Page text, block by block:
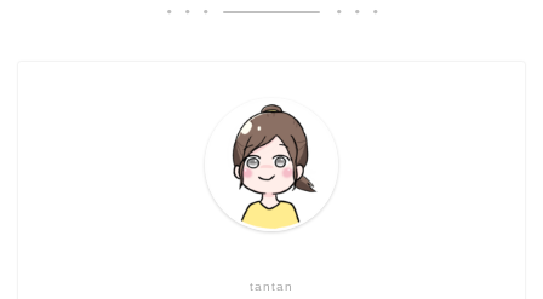
tantan